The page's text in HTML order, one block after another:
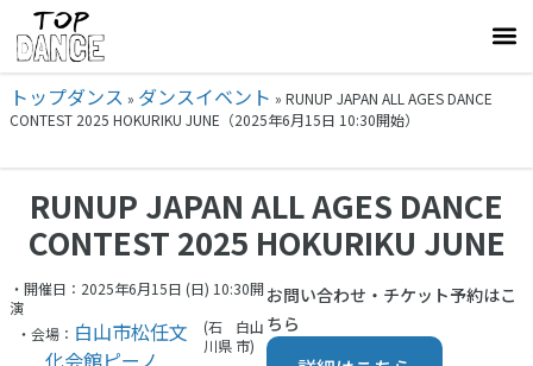
トップダンス » ダンスイベント » RUNUP JAPAN ALL AGES DANCE
CONTEST 2025 HOKURIKU JUNE（2025年6月15日 10:30開始）
RUNUP JAPAN ALL AGES DANCE
CONTEST 2025 HOKURIKU JUNE
・開催日：2025年6月15日 (日) 10:30開
演
・会場： 白山市松任文
化会館ピーノ
(石
川県
白山
市)
お問い合わせ・チケット予約はこ
ちら